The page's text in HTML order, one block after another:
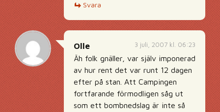
Svara
3 juli, 2007 kl. 06:23
Olle
Äh folk gnäller, var själv imponerad
av hur rent det var runt 12 dagen
efter på stan. Att Campingen
fortfarande förmodligen såg ut
som ett bombnedslag är inte så